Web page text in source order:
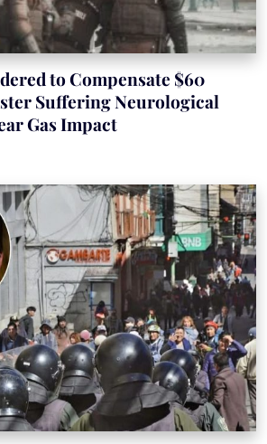
to Compensate $60
Suffering Neurological
Gas Impact